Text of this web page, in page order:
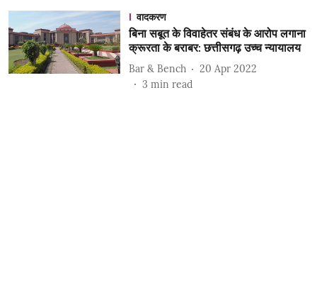
वादकरण
बिना सबूत के विवाहेतर संबंध के आरोप लगाना
क्रूरता के बराबर: छत्तीसगढ़ उच्च न्यायालय
Bar & Bench
20 Apr 2022
3 min read